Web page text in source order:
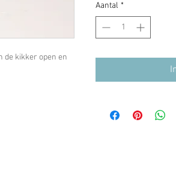
de kikker open en
Aantal *